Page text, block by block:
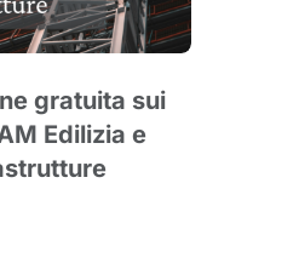
gratuita sui
Edilizia e